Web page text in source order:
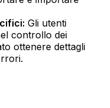
Gli utenti
controllo dei
ottenere dettagli